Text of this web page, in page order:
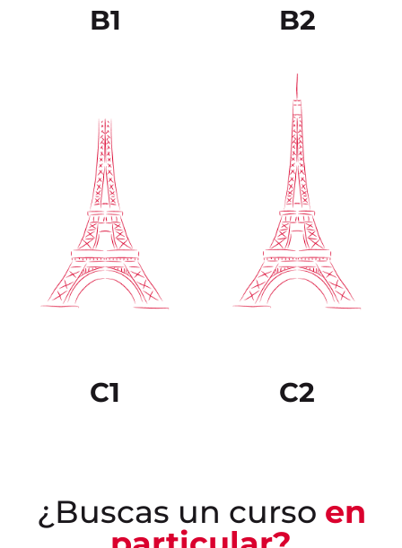
B1 B2
C1 C2
¿Buscas un curso en